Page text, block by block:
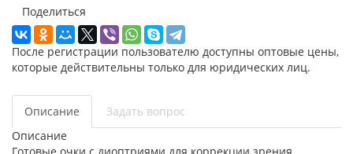
Поделиться
После регистрации пользователю доступны оптовые цены,
которые действительны только для юридических лиц.
Описание
Задать вопрос
Описание